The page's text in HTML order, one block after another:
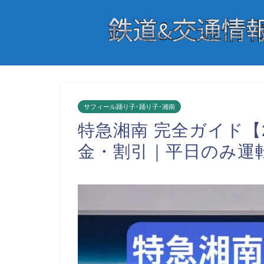
サフィール踊り子･踊り子･湘南
特急湘南 完全ガイド
金・割引｜平日のみ運